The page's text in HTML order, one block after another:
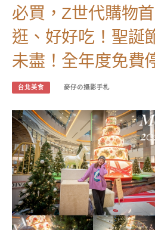
必買，Z世代購物
逛、好好吃！聖誕
未盡！全年度免費
台北美食 麥仔の攝影手札